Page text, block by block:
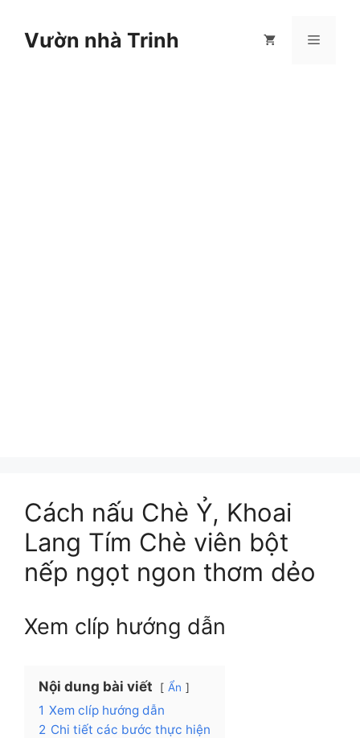
Vườn nhà Trinh Menu
Cách nấu Chè Ỷ, Khoai
Lang Tím Chè viên bột
nếp ngọt ngon thơm dẻo
Xem clíp hướng dẫn
Nội dung bài viết Ẩn
1 Xem clíp hướng dẫn
2 Chi tiết các bước thực hiện